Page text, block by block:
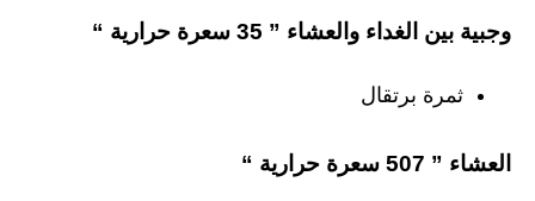
وجبية بين الغداء والعشاء ” 35 سعرة حرارية “
ثمرة برتقال
العشاء ” 507 سعرة حرارية “